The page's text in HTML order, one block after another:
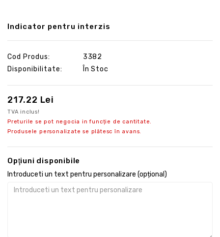
Indicator pentru interzis
Cod Produs:
3382
Disponibilitate:
În Stoc
217.22 Lei
TVA inclus!
Preturile se pot negocia in funcție de cantitate.
Produsele personalizate se plătesc în avans.
Opţiuni disponibile
Introduceti un text pentru personalizare (opțional)